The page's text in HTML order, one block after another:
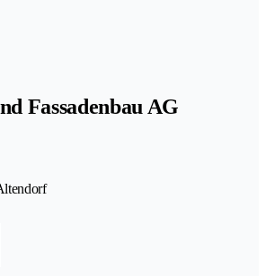
Fassadenbau AG